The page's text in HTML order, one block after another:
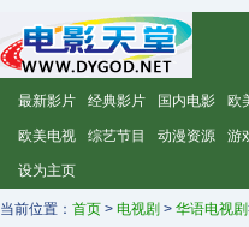
最新影片 经典影片 国内电影 欧
欧美电视 综艺节目 动漫资源 游
设为主页
当前位置： 首页 > 电视剧 > 华语电视剧